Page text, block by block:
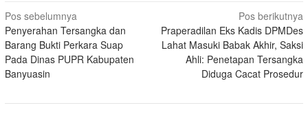
Navigasi
pos
Pos sebelumnya
Penyerahan Tersangka dan
Barang Bukti Perkara Suap
Pada Dinas PUPR Kabupaten
Banyuasin
Pos berikutnya
Praperadilan Eks Kadis DPMDes
Lahat Masuki Babak Akhir, Saksi
Ahli: Penetapan Tersangka
Diduga Cacat Prosedur